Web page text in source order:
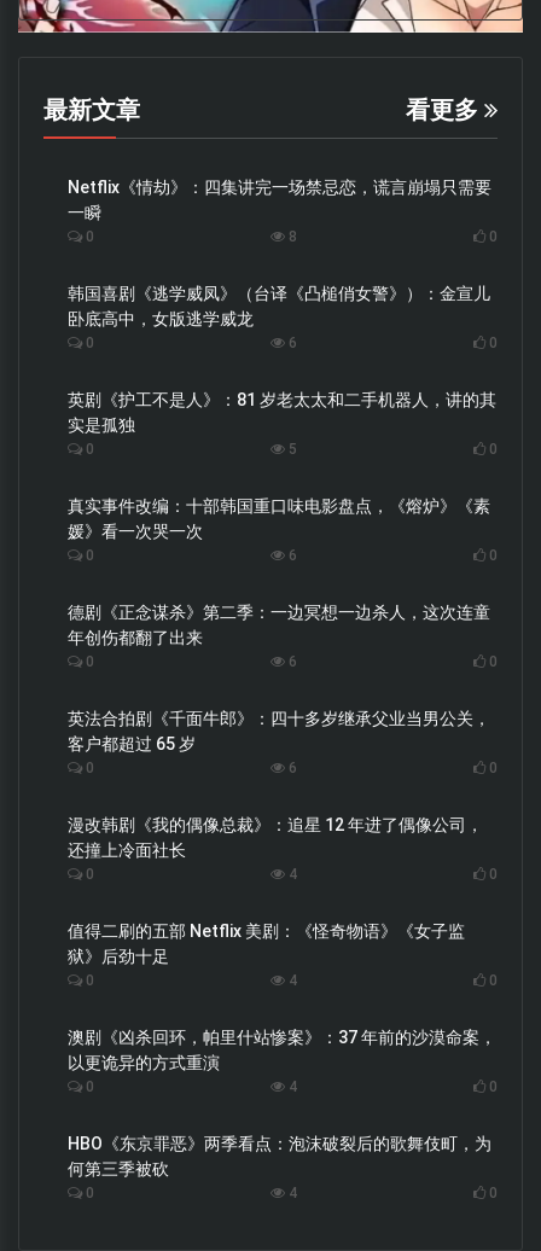
最新文章 看更多
Netflix《情劫》：四集讲完一场禁忌恋，谎言崩塌只需要
一瞬
0 8 0
韩国喜剧《逃学威凤》（台译《凸槌俏女警》）：金宣儿
卧底高中，女版逃学威龙
0 6 0
英剧《护工不是人》：81 岁老太太和二手机器人，讲的其
实是孤独
0 5 0
真实事件改编：十部韩国重口味电影盘点，《熔炉》《素
媛》看一次哭一次
0 6 0
德剧《正念谋杀》第二季：一边冥想一边杀人，这次连童
年创伤都翻了出来
0 6 0
英法合拍剧《千面牛郎》：四十多岁继承父业当男公关，
客户都超过 65 岁
0 6 0
漫改韩剧《我的偶像总裁》：追星 12 年进了偶像公司，
还撞上冷面社长
0 4 0
值得二刷的五部 Netflix 美剧：《怪奇物语》《女子监
狱》后劲十足
0 4 0
澳剧《凶杀回环，帕里什站惨案》：37 年前的沙漠命案，
以更诡异的方式重演
0 4 0
HBO《东京罪恶》两季看点：泡沫破裂后的歌舞伎町，为
何第三季被砍
0 4 0